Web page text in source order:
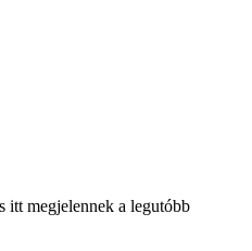
itt megjelennek a legutóbb